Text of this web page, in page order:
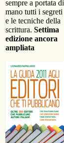
sempre a portata di
mano tutti i segreti
e le tecniche della
scrittura. Settima
edizione ancora
ampliata